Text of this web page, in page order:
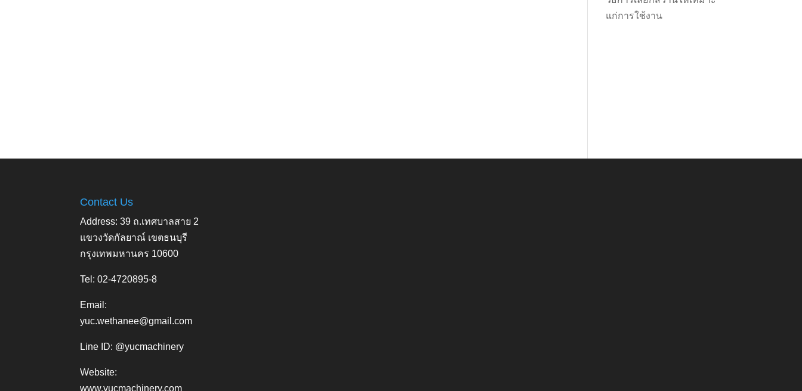
แก่การใช้งาน
Contact Us
Address: 39 ถ.เทศบาลสาย 2
แขวงวัดกัลยาณ์ เขตธนบุรี
กรุงเทพมหานคร 10600
Tel: 02-4720895-8
Email:
yuc.wethanee@gmail.com
Line ID: @yucmachinery
Website:
www.yucmachinery.com